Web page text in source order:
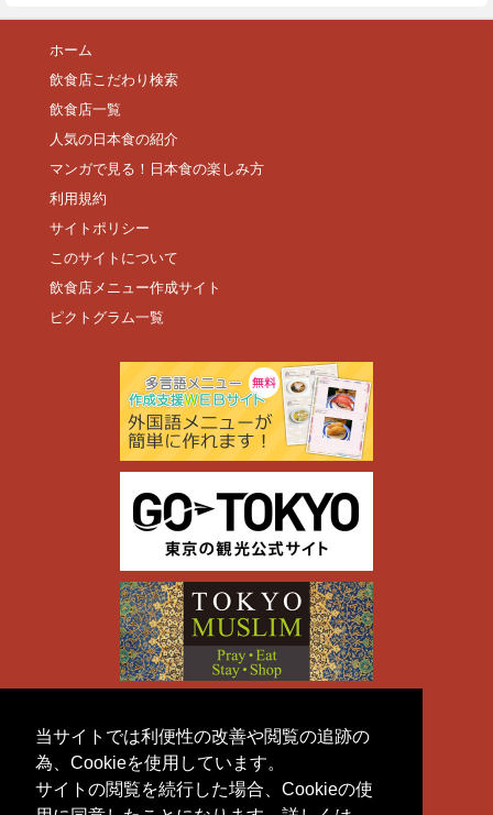
当サイトでは利便性の改善や閲覧の追跡の
為、Cookieを使用しています。
サイトの閲覧を続行した場合、Cookieの使
ホーム
飲食店こだわり検索
飲食店一覧
人気の日本食の紹介
マンガで見る！日本食の楽しみ方
利用規約
サイトポリシー
このサイトについて
飲食店メニュー作成サイト
ピクトグラム一覧